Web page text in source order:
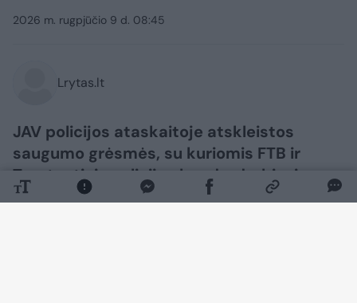
2026 m. rugpjūčio 9 d. 08:45
Lrytas.lt
JAV policijos ataskaitoje atskleistos
saugumo grėsmės, su kuriomis FTB ir
Tarptautinis policijos bendradarbiavimo
centras (IPCC) susidūrė per pasaulio